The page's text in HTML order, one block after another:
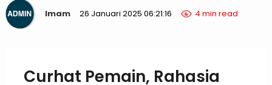
Imam
26 Januari 2025 06:21:16 4 min read
Curhat Pemain, Rahasia